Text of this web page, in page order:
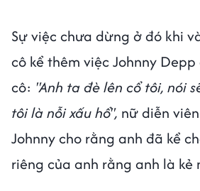
Sự việc chưa dừng ở đó khi
cô kể thêm việc Johnny
cô: "Anh ta đè lên cổ tôi, nói
tôi là nỗi xấu hổ", nữ diễn
Johnny cho rằng anh đã kể
riêng của anh rằng anh là kẻ